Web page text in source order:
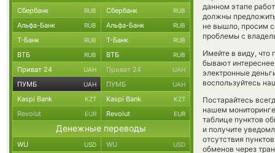
данном этапе
должны
не вышло, просим
проблемы с
Имейте в виду,
бывают
электронные
воспользуйтесь
Постарайтесь
нашем
таблице пунктов
и получите
отсутствия
обменов через
Сбербанк RUB Сбербанк RUB
Альфа-Банк RUB Альфа-Банк RUB
Т-Банк RUB Т-Банк RUB
ВТБ RUB ВТБ RUB
Приват 24 UAH Приват 24 UAH
ПУМБ UAH ПУМБ UAH
Kaspi Bank KZT Kaspi Bank KZT
Revolut EUR Revolut EUR
Денежные переводы
WU USD WU USD